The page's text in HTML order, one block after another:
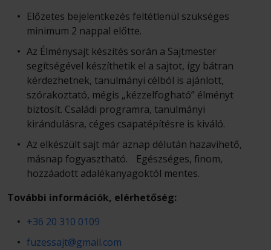
Előzetes bejelentkezés feltétlenül szükséges
minimum 2 nappal előtte.
Az Élménysajt készítés során a Sajtmester
segítségével készíthetik el a sajtot, így bátran
kérdezhetnek, tanulmányi célból is ajánlott,
szórakoztató, mégis „kézzelfogható” élményt
biztosít. Családi programra, tanulmányi
kirándulásra, céges csapatépítésre is kiváló.
Az elkészült sajt már aznap délután hazavihető,
másnap fogyasztható. Egészséges, finom,
hozzáadott adalékanyagoktól mentes.
További információk, elérhetőség:
+36 20 310 0109
fuzessajt@gmail.com